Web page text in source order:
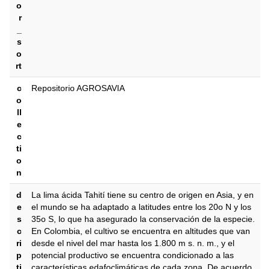
o
r
s
o
rt
c
o
ll
e
c
ti
o
n
Repositorio AGROSAVIA
d
e
s
c
ri
p
La lima ácida Tahití tiene su centro de origen en Asia, y en
el mundo se ha adaptado a latitudes entre los 20o N y los
35o S, lo que ha asegurado la conservación de la especie.
En Colombia, el cultivo se encuentra en altitudes que van
desde el nivel del mar hasta los 1.800 m s. n. m., y el
potencial productivo se encuentra condicionado a las